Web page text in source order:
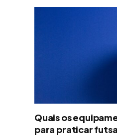
Quais os
para praticar